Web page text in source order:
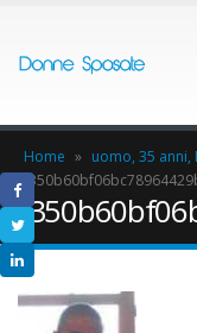
Home » uomo, 35 anni,